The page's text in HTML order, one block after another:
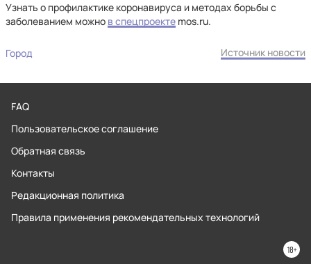
Узнать о профилактике коронавируса и методах борьбы с
заболеванием можно в спецпроекте mos.ru.
Город Источник новости
FAQ
Пользовательское соглашение
Обратная связь
Контакты
Редакционная политика
Правила применения рекомендательных технологий